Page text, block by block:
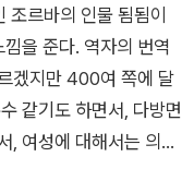
맡길 수 있는 상상의
다, 하이얀 집들의 그
들에 조르바의 열쇠는
로 드나들듯, 우리 일
을 틔어주는지도 모른
내이다. 작가인 동시
는 신에 의하여, 문명에
간의, 인간에 의한, 인간
를 바라보는 일상의 눈은
. 문명이 흘린 노폐물을
르바의 인물 됨됨이
을 준다. 역자의 번역
겠지만 400여 쪽에 달
같기도 하면서, 다방면
, 여성에 대해서는 의혈